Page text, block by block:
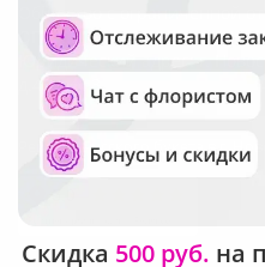
Общество с ограниченной
ОГРН: 1195476081745, ИНН:
Юридический адрес: г.
д.42, оф. 3
Рейтинг Русского букета в г.
Скидка 500 руб. на